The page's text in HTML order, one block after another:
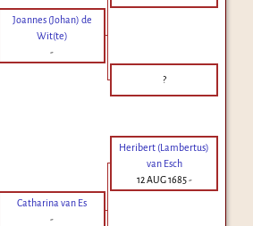
Joannes (Johan) de
Wit(te)
-
?
Heribert (Lambertus)
van Esch
12 AUG 1685-
Catharina van Es
-